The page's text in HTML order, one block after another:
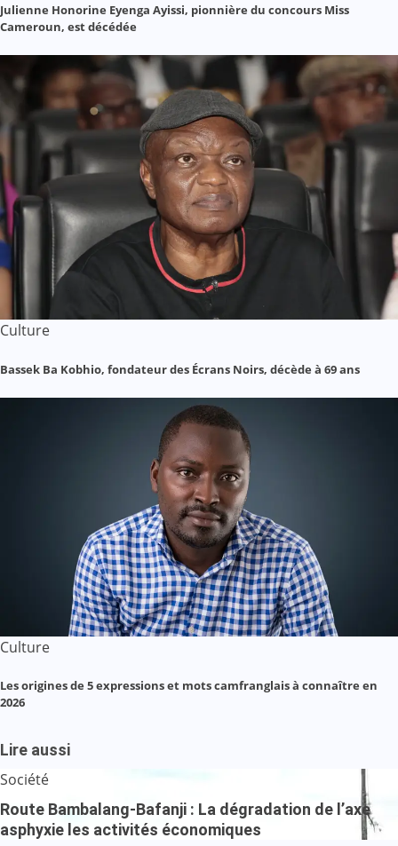
Julienne Honorine Eyenga Ayissi, pionnière du concours Miss
Cameroun, est décédée
Culture
Bassek Ba Kobhio, fondateur des Écrans Noirs, décède à 69 ans
Culture
Les origines de 5 expressions et mots camfranglais à connaître en
2026
Lire aussi
Société
Route Bambalang-Bafanji : La dégradation de l’axe
asphyxie les activités économiques